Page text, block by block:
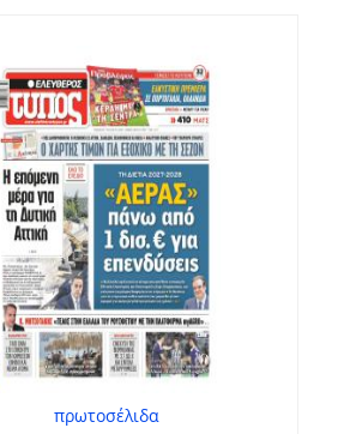
πρωτοσέλιδα